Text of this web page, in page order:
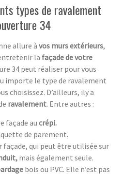
types de ravalement
34
allure à vos murs extérieurs,
la façade de votre
34 peut réaliser pour vous
importe le type de ravalement
choisissez. D’ailleurs, ily a
ravalement. Entre autres :
façade au crépi.
de parement.
façade, qui peut être utilisée sur
mais également seule.
bois ou PVC. Elle n’est pas